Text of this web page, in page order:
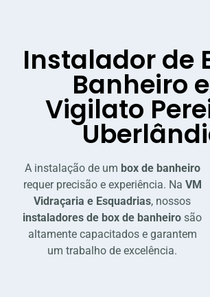
Instalador de
Banheiro
Vigilato
A instalação de um box de banheiro
requer precisão e experiência. Na VM
Vidraçaria e Esquadrias, nossos
instaladores de box de banheiro são
altamente capacitados e garantem
um trabalho de excelência.